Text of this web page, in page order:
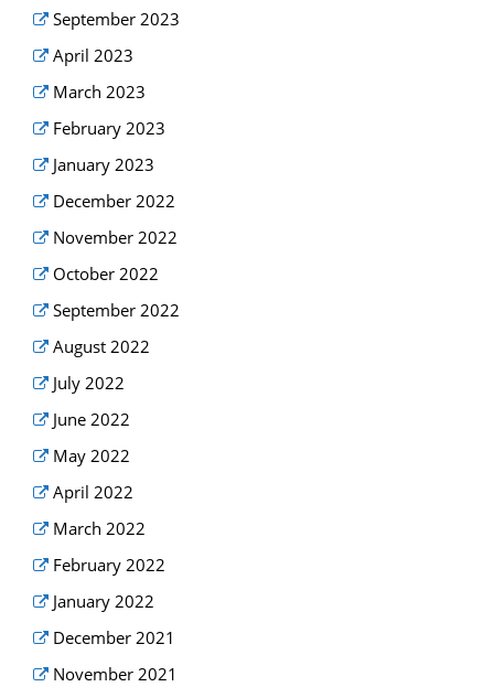
September 2023
April 2023
March 2023
February 2023
January 2023
December 2022
November 2022
October 2022
September 2022
August 2022
July 2022
June 2022
May 2022
April 2022
March 2022
February 2022
January 2022
December 2021
November 2021